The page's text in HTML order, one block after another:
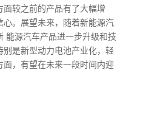
较之前的产品有了大幅增
。展望未来，随着新能源汽
能源汽车产品进一步升级和技
别是新型动力电池产业化，轻
，有望在未来一段时间内迎